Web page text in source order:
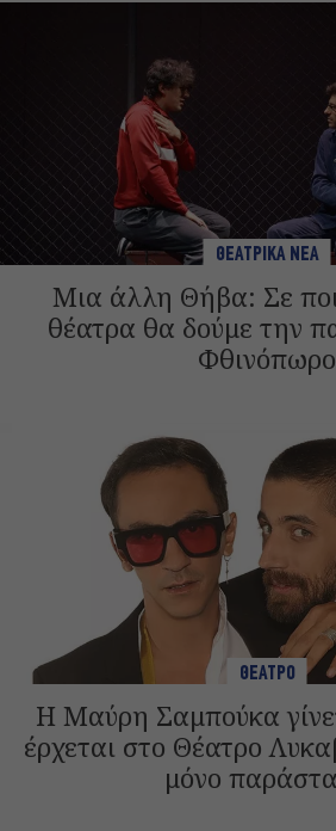
ΘΕΑΤΡΙΚΑ ΝΕΑ
Μια άλλη Θήβα: Σε
θέατρα θα δούμε την
Φθινόπωρο
ΘΕΑΤΡΟ
Η Μαύρη Σαμπούκα
έρχεται στο Θέατρο
μόνο